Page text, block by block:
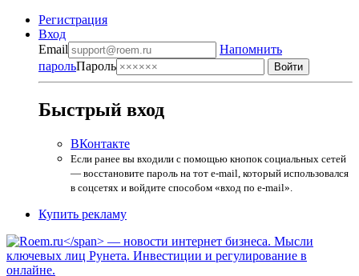
Регистрация
Вход
Email
Напомнить
парольПароль
Быстрый вход
ВКонтакте
Если ранее вы входили с помощью кнопок социальных сетей
— восстановите пароль на тот e-mail, который использовался
в соцсетях и войдите способом «вход по e-mail».
Купить рекламу